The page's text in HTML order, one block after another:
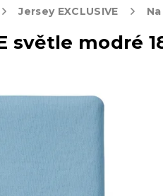
Jersey EXCLUSIVE
světle modré